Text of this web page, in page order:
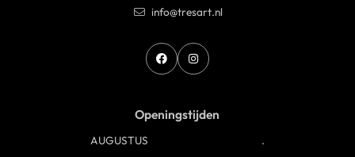
info@tresart.nl
Openingstijden
AUGUSTUS .